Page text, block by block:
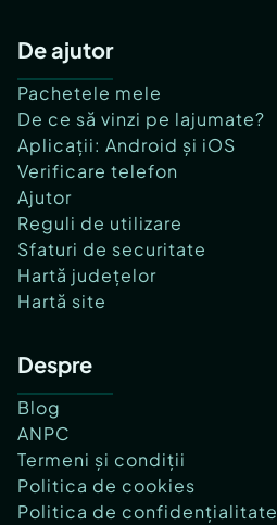
De ajutor
Pachetele mele
De ce să vinzi pe lajumate?
Aplicații: Android și iOS
Verificare telefon
Ajutor
Reguli de utilizare
Sfaturi de securitate
Hartă județelor
Hartă site
Despre
Blog
ANPC
Termeni și condiții
Politica de cookies
Politica de confidențialitate